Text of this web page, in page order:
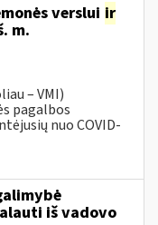
verslui ir
m.
– VMI)
pagalbos
nuo COVID-
iš vadovo